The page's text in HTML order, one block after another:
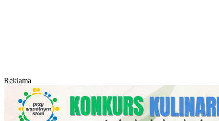
Reklama